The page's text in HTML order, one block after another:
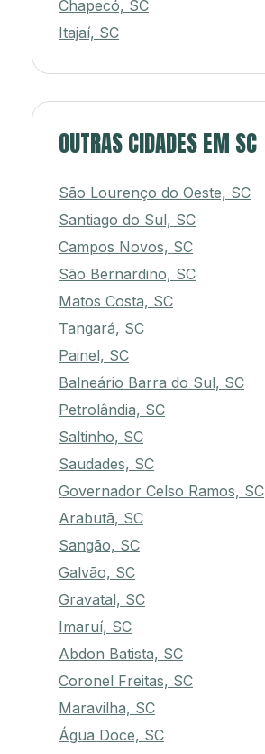
Chapecó, SC
Itajaí, SC
OUTRAS CIDADES EM SC
São Lourenço do Oeste, SC
Santiago do Sul, SC
Campos Novos, SC
São Bernardino, SC
Matos Costa, SC
Tangará, SC
Painel, SC
Balneário Barra do Sul, SC
Petrolândia, SC
Saltinho, SC
Saudades, SC
Governador Celso Ramos, SC
Arabutã, SC
Sangão, SC
Galvão, SC
Gravatal, SC
Imaruí, SC
Abdon Batista, SC
Coronel Freitas, SC
Maravilha, SC
Água Doce, SC